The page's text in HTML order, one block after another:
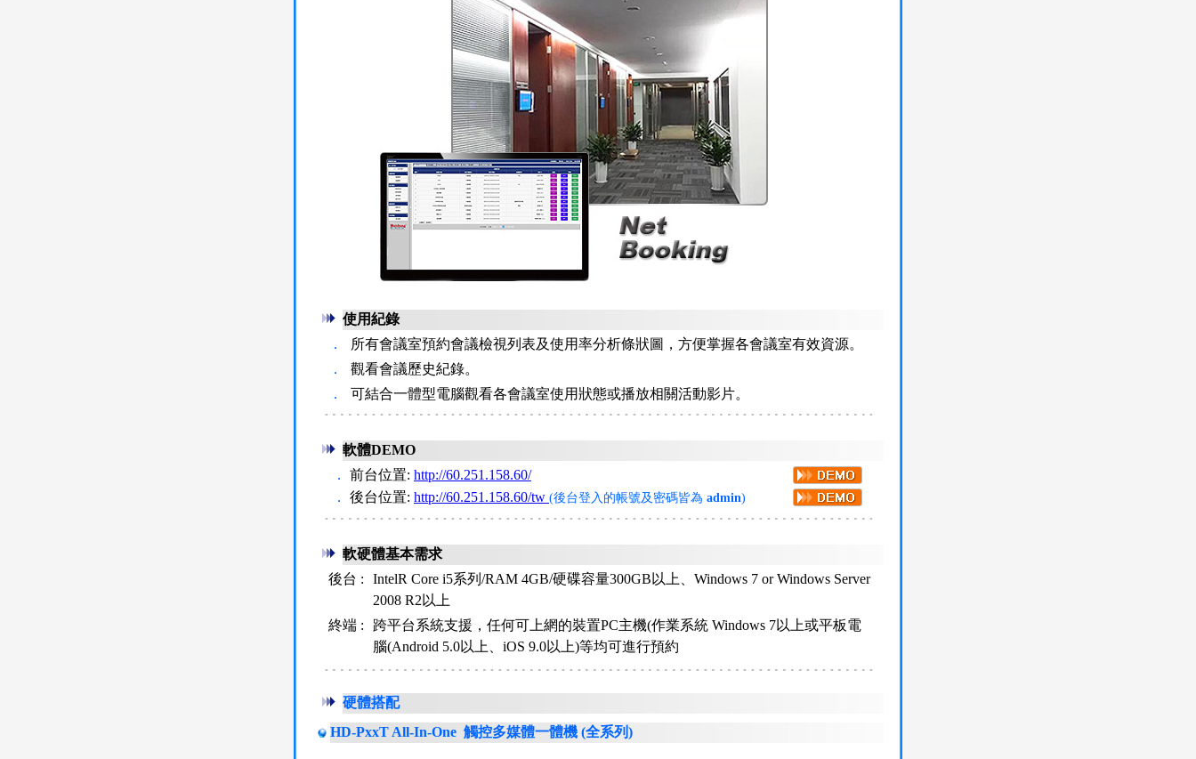
使用紀錄
．
所有會議室預約會議檢視列表及使用率分析條狀圖，方便掌握各會議室有效資源。
．
觀看會議歷史紀錄。
．
可結合一體型電腦觀看各會議室使用狀態或播放相關活動影片。
軟體DEMO
．
前台位置: http://60.251.158.60/
．
後台位置: http://60.251.158.60/tw (後台登入的帳號及密碼皆為 admin)
軟硬體基本需求
後台 :
IntelR Core i5系列/RAM 4GB/硬碟容量300GB以上、Windows 7 or Windows Server
2008 R2以上
終端 :
跨平台系統支援，任何可上網的裝置PC主機(作業系統 Windows 7以上或平板電
腦(Android 5.0以上、iOS 9.0以上)等均可進行預約
硬體搭配
HD-PxxT All-In-One 觸控多媒體一體機 (全系列)